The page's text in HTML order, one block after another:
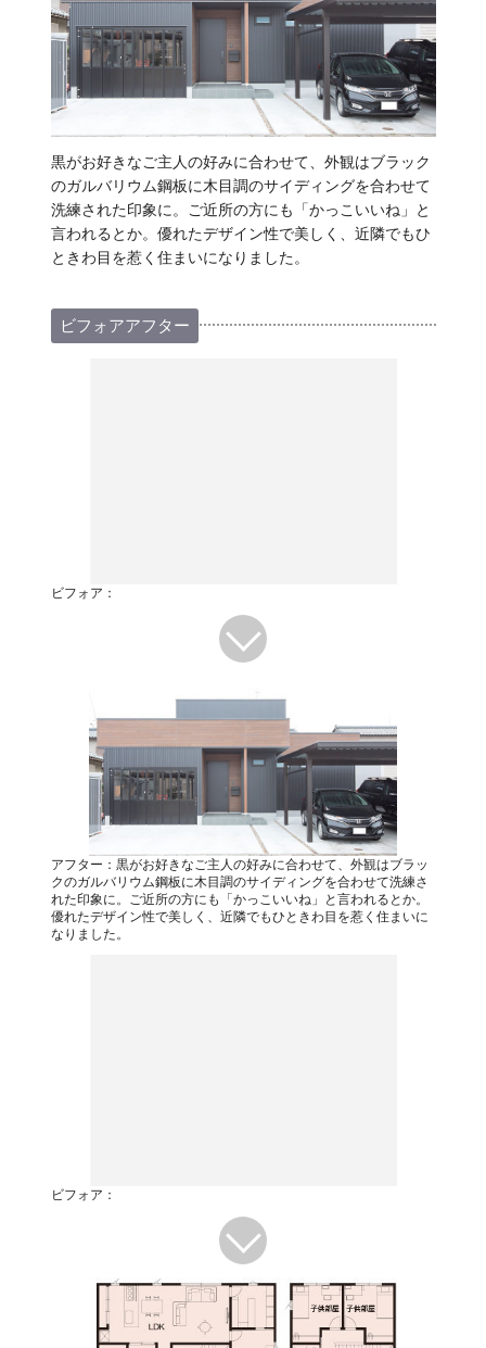
黒がお好きなご主人の好みに合わせて、外観はブラック
のガルバリウム鋼板に木目調のサイディングを合わせて
洗練された印象に。ご近所の方にも「かっこいいね」と
言われるとか。優れたデザイン性で美しく、近隣でもひ
ときわ目を惹く住まいになりました。
ビフォアアフター
ビフォア：
アフター：黒がお好きなご主人の好みに合わせて、外観はブラッ
クのガルバリウム鋼板に木目調のサイディングを合わせて洗練さ
れた印象に。ご近所の方にも「かっこいいね」と言われるとか。
優れたデザイン性で美しく、近隣でもひときわ目を惹く住まいに
なりました。
ビフォア：